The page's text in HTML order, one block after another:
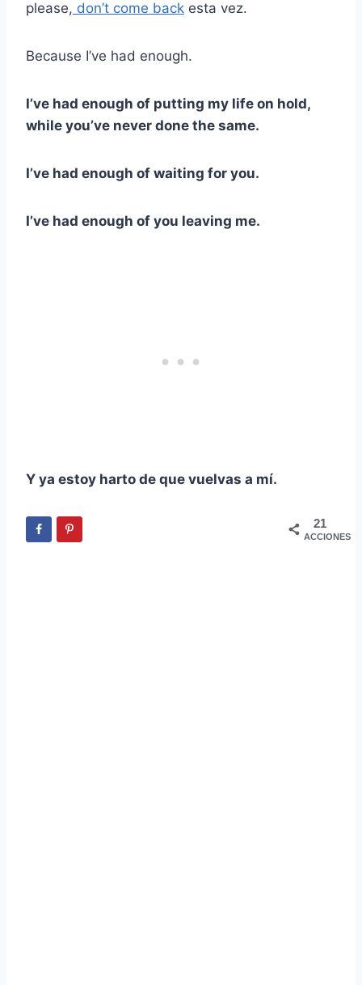
please, don’t come back esta vez.
Because I’ve had enough.
I’ve had enough of putting my life on hold,
while you’ve never done the same.
I’ve had enough of waiting for you.
I’ve had enough of you leaving me.
Y ya estoy harto de que vuelvas a mí.
21
ACCIONES